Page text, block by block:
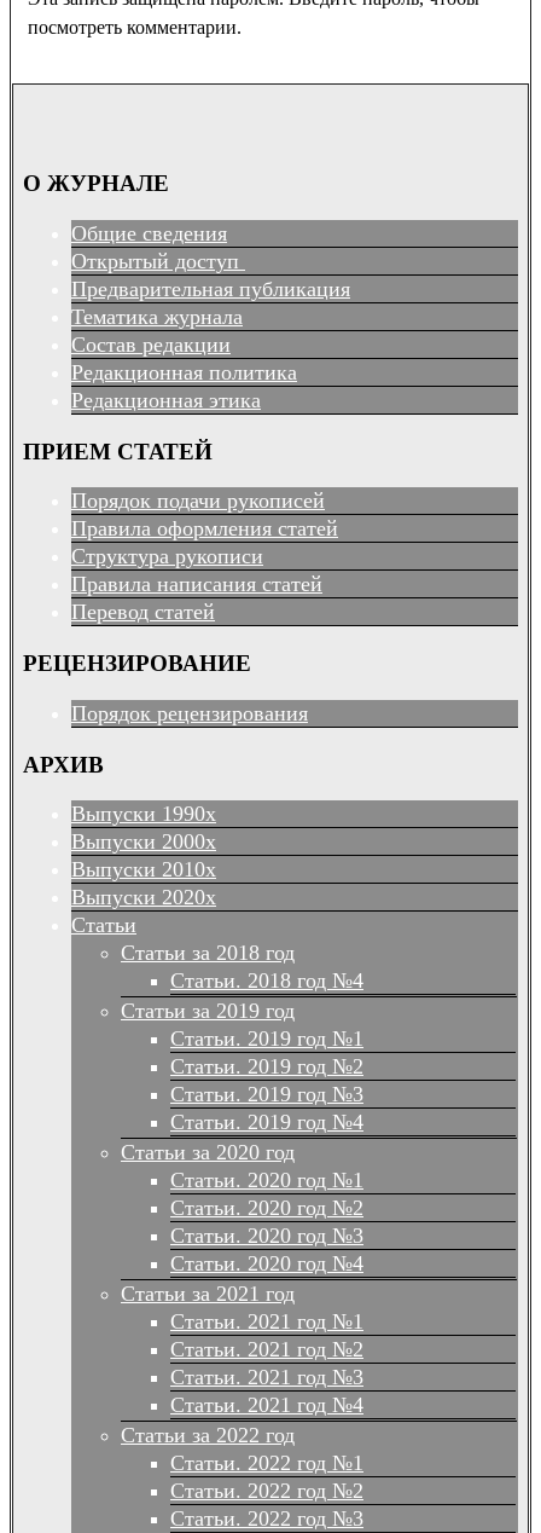
посмотреть комментарии.
О ЖУРНАЛЕ
Общие сведения
Открытый доступ
Предварительная публикация
Тематика журнала
Состав редакции
Редакционная политика
Редакционная этика
ПРИЕМ СТАТЕЙ
Порядок подачи рукописей
Правила оформления статей
Структура рукописи
Правила написания статей
Перевод статей
РЕЦЕНЗИРОВАНИЕ
Порядок рецензирования
АРХИВ
Выпуски 1990х
Выпуски 2000х
Выпуски 2010х
Выпуски 2020х
Статьи
Статьи за 2018 год
Статьи. 2018 год №4
Статьи за 2019 год
Статьи. 2019 год №1
Статьи. 2019 год №2
Статьи. 2019 год №3
Статьи. 2019 год №4
Статьи за 2020 год
Статьи. 2020 год №1
Статьи. 2020 год №2
Статьи. 2020 год №3
Статьи. 2020 год №4
Статьи за 2021 год
Статьи. 2021 год №1
Статьи. 2021 год №2
Статьи. 2021 год №3
Статьи. 2021 год №4
Статьи за 2022 год
Статьи. 2022 год №1
Статьи. 2022 год №2
Статьи. 2022 год №3